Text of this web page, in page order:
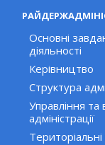
Основні
діяльності
Керівництво
Структура
Управління та
адміністрації